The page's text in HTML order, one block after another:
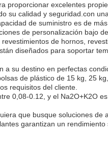
proporcionar excelentes
su calidad y seguridad.con
de suministro es de
de personalización bajo
de hornos,
diseñados para soportar
su destino en perfectas
de plástico de 15 kg, 25
requisitos del cliente.
0,08-0.12, y el Na2O+K2O
que busque soluciones de
garantizan un rendimiento